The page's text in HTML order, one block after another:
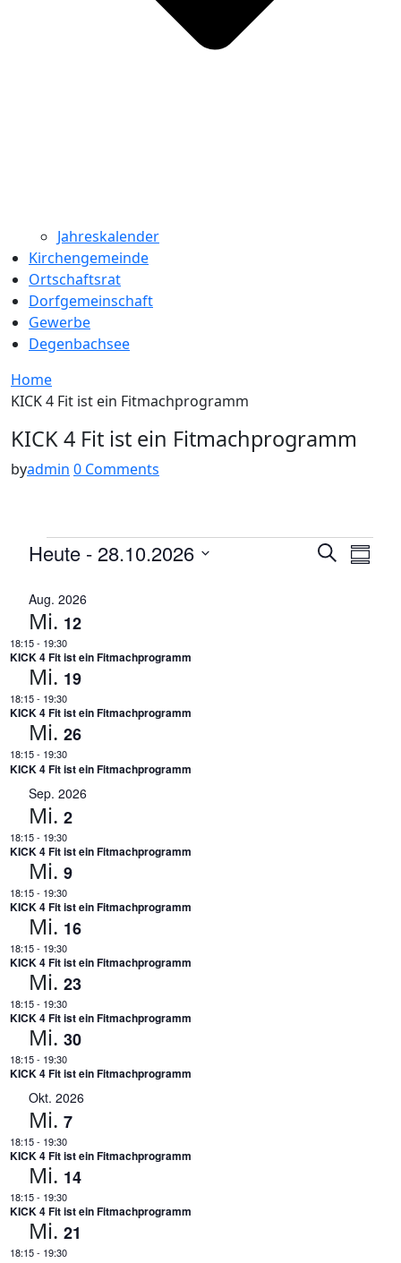
Jahreskalender
Kirchengemeinde
Ortschaftsrat
Dorfgemeinschaft
Gewerbe
Degenbachsee
Home
KICK 4 Fit ist ein Fitmachprogramm
KICK 4 Fit ist ein Fitmachprogramm
byadmin 0 Comments
Veranstaltungen Suche
Heute - 28.10.2026
auswählen.
Aug. 2026
Mi. 12
18:15- 19:30
KICK 4 Fit ist ein Fitmachprogramm
Mi. 19
18:15- 19:30
KICK 4 Fit ist ein Fitmachprogramm
Mi. 26
18:15- 19:30
KICK 4 Fit ist ein Fitmachprogramm
Sep. 2026
Mi. 2
18:15- 19:30
KICK 4 Fit ist ein Fitmachprogramm
Mi. 9
18:15- 19:30
KICK 4 Fit ist ein Fitmachprogramm
Mi. 16
18:15- 19:30
KICK 4 Fit ist ein Fitmachprogramm
Mi. 23
18:15- 19:30
KICK 4 Fit ist ein Fitmachprogramm
Mi. 30
18:15- 19:30
KICK 4 Fit ist ein Fitmachprogramm
Okt. 2026
Mi. 7
18:15- 19:30
KICK 4 Fit ist ein Fitmachprogramm
Mi. 14
18:15- 19:30
KICK 4 Fit ist ein Fitmachprogramm
Mi. 21
18:15- 19:30